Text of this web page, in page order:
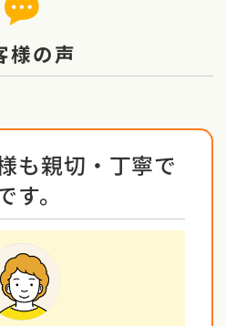
様の声
も親切・丁寧で
。